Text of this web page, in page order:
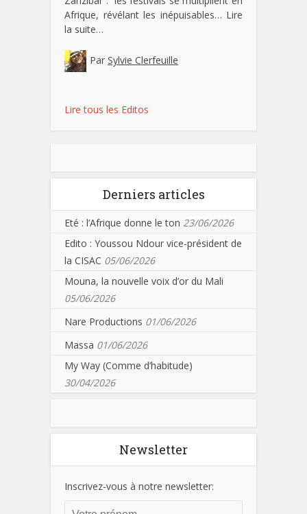
Afrique, révélant les inépuisables… Lire
la suite…
Par Sylvie Clerfeuille
Lire tous les Editos
Derniers articles
Eté : l’Afrique donne le ton 23/06/2026
Edito : Youssou Ndour vice-président de
la CISAC 05/06/2026
Mouna, la nouvelle voix d’or du Mali
05/06/2026
Nare Productions 01/06/2026
Massa 01/06/2026
My Way (Comme d’habitude)
30/04/2026
Newsletter
Inscrivez-vous à notre newsletter: